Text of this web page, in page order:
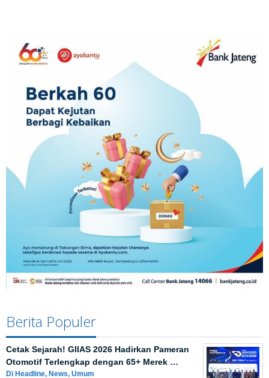
Berita Populer
Cetak Sejarah! GIIAS 2026 Hadirkan Pameran
Otomotif Terlengkap dengan 65+ Merek …
Di Headline, News, Umum